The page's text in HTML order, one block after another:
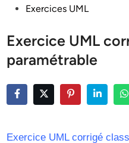
PostedExercices UML
Exercice UML
paramétrable
Exercice UML corrigé